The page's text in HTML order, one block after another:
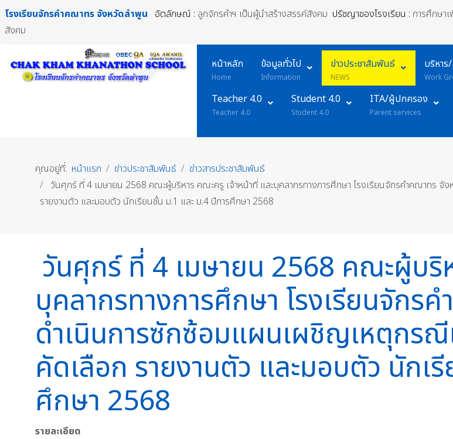
โรงเรียนจักรคำคณาทร จังหวัดลำพูน อัตลักษณ์ : ลูกจักรคำฯ เป็นผู้นำสร้างสรรค์สังคม ปรัชญาของโรงเรียน : การศึกษา
สังคม
หน้าหลัก
Home
ข้อมูลทั่วไป
Information
ข่าวประชาสัมพันธ์
NEWS
บริหา
Work
Teacher 4.0
Teacher 4.0
Student 4.0
Student 4.0
ITA/ผู้ปกครอง
Parent services
คุณอยู่ที่: หน้าแรก ข่าวประชาสัมพันธ์
ข่าวสารประชาสัมพันธ์
วันศุกร์ ที่ 4 เมษายน 2568 คณะผู้บริหาร คณะครู เจ้าหน้าที่ และบุคลากรทางการศึกษา โรงเรียนจักรคำคณาทร
รายงานตัว และมอบตัว นักเรียนชั้น ม.1 และ ม.4 ปีการศึกษา 2568
วันศุกร์ ที่ 4 เมษายน 2568 คณะผู้บริ
บุคลากรทางการศึกษา โรงเรียนจักร
ดำเนินการซักซ้อมแผนเผชิญเหตุกร
คัดเลือก รายงานตัว และมอบตัว นักเ
ศึกษา 2568
รายละเอียด